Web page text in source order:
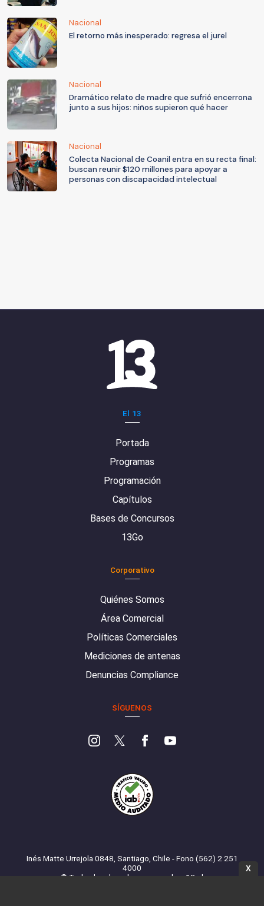
Nacional
El retorno más inesperado: regresa el jurel
Nacional
Dramático relato de madre que sufrió encerrona
junto a sus hijos: niños supieron qué hacer
Nacional
Colecta Nacional de Coanil entra en su recta final:
buscan reunir $120 millones para apoyar a
personas con discapacidad intelectual
El 13
Portada
Programas
Programación
Capítulos
Bases de Concursos
13Go
Corporativo
Quiénes Somos
Área Comercial
Políticas Comerciales
Mediciones de antenas
Denuncias Compliance
SÍGUENOS
Inés Matte Urrejola 0848, Santiago, Chile - Fono (562) 2 251
4000
© Todos los derechos reservados. 13.cl
X